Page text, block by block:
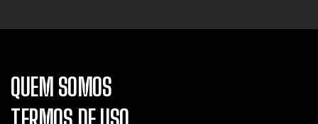
QUEM SOMOS